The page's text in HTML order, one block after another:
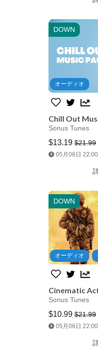
DOWN
オーディオ
Chill Out
Sonus Tunes
$13.19 $21.99
05月06日
DOWN
オーディオ
Cinematic
Sonus Tunes
$10.99 $21.99
05月06日